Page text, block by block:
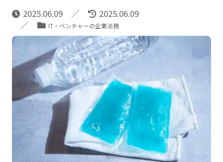
2025.06.09 2025.06.09
IT・ベンチャーの企業法務